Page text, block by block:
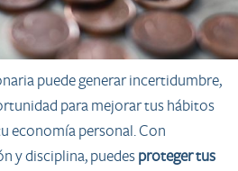
puede generar incertidumbre,
para mejorar tus hábitos
economía personal. Con
y disciplina, puedesproteger tus